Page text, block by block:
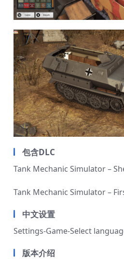
包含DLC
Tank Mechanic Simulator –
Tank Mechanic Simulator –
中文设置
Settings-Game-Select
版本介绍